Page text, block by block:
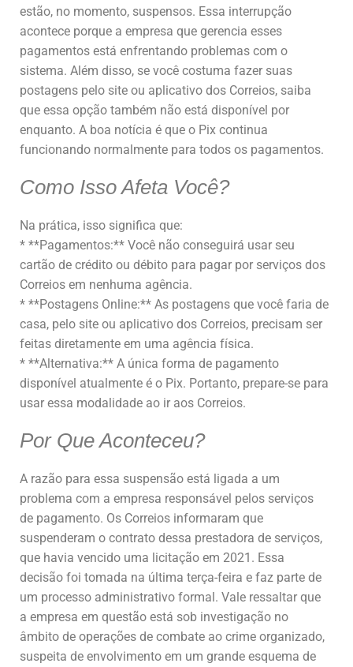
estão, no momento, suspensos. Essa interrupção
acontece porque a empresa que gerencia esses
pagamentos está enfrentando problemas com o
sistema. Além disso, se você costuma fazer suas
postagens pelo site ou aplicativo dos Correios, saiba
que essa opção também não está disponível por
enquanto. A boa notícia é que o Pix continua
funcionando normalmente para todos os pagamentos.
Como Isso Afeta Você?
Na prática, isso significa que:
* **Pagamentos:** Você não conseguirá usar seu
cartão de crédito ou débito para pagar por serviços dos
Correios em nenhuma agência.
* **Postagens Online:** As postagens que você faria de
casa, pelo site ou aplicativo dos Correios, precisam ser
feitas diretamente em uma agência física.
* **Alternativa:** A única forma de pagamento
disponível atualmente é o Pix. Portanto, prepare-se para
usar essa modalidade ao ir aos Correios.
Por Que Aconteceu?
A razão para essa suspensão está ligada a um
problema com a empresa responsável pelos serviços
de pagamento. Os Correios informaram que
suspenderam o contrato dessa prestadora de serviços,
que havia vencido uma licitação em 2021. Essa
decisão foi tomada na última terça-feira e faz parte de
um processo administrativo formal. Vale ressaltar que
a empresa em questão está sob investigação no
âmbito de operações de combate ao crime organizado,
suspeita de envolvimento em um grande esquema de